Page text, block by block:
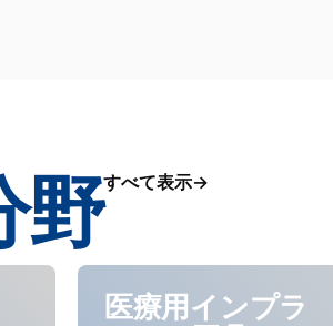
野すべて表示
医療用インプラ